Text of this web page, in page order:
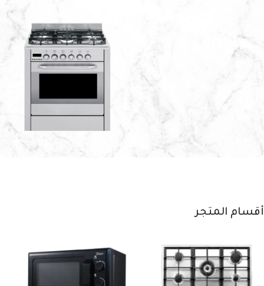
الذكي
تسوق الآن
طهي أسرع ونتائج مبهرة
أقسام المتجر